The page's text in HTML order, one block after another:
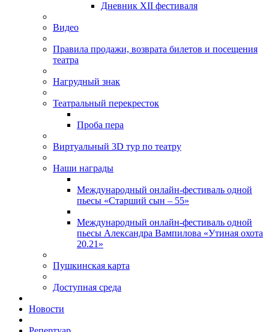
Дневник XII фестиваля
Видео
Правила продажи, возврата билетов и посещения
театра
Нагрудный знак
Театральный перекресток
Проба пера
Виртуальный 3D тур по театру
Наши награды
Международный онлайн-фестиваль одной
пьесы «Старший сын – 55»
Международный онлайн-фестиваль одной
пьесы Александра Вампилова «Утиная охота
20.21»
Пушкинская карта
Доступная среда
Новости